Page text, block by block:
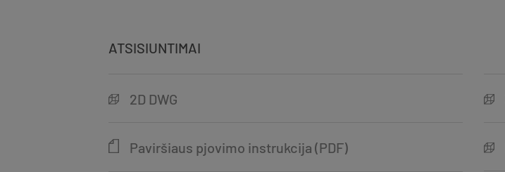
ATSISIUNTIMAI
2D DWG
Paviršiaus pjovimo instrukcija (PDF)